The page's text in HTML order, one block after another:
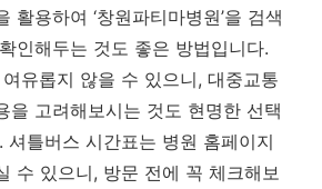
활용하여 ‘창원파티마병원’을 검색
인해두는 것도 좋은 방법입니다.
유롭지 않을 수 있으니, 대중교통
을 고려해보시는 것도 현명한 선택
셔틀버스 시간표는 병원 홈페이지
수 있으니, 방문 전에 꼭 체크해보